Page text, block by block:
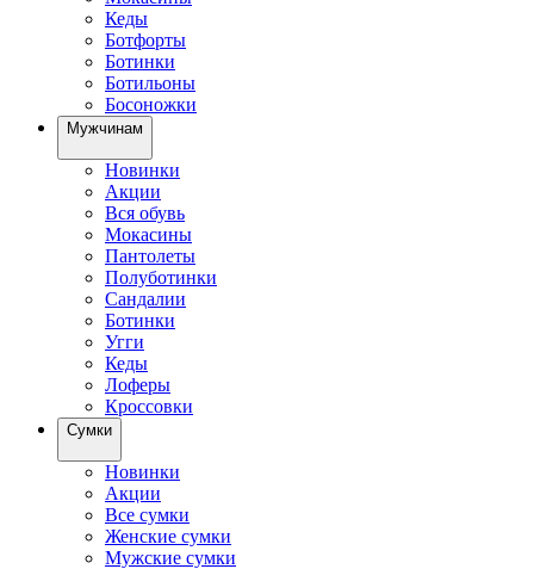
Кеды
Ботфорты
Ботинки
Ботильоны
Босоножки
Мужчинам
Новинки
Акции
Вся обувь
Мокасины
Пантолеты
Полуботинки
Сандалии
Ботинки
Угги
Кеды
Лоферы
Кроссовки
Сумки
Новинки
Акции
Все сумки
Женские сумки
Мужские сумки